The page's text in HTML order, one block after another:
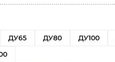
ДУ65 ДУ80 ДУ100